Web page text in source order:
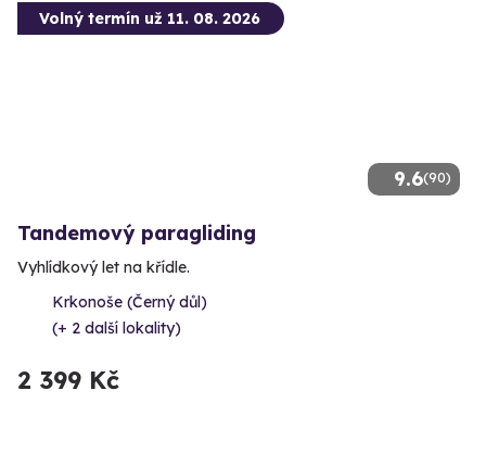
9.6(90)
Volný termín už 11. 08. 2026
Tandemový paragliding
Vyhlídkový let na křídle.
Krkonoše (Černý důl)
(+ 2 další lokality)
2 399 Kč